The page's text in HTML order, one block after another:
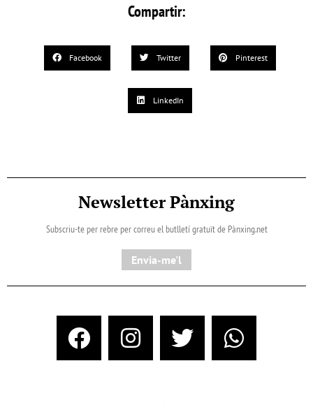
Compartir:
Facebook Twitter Pinterest
LinkedIn
Newsletter Pànxing
Subscriu-te per rebre per correu el butlletí gratuït de Pànxing.net​
Envia-me'l